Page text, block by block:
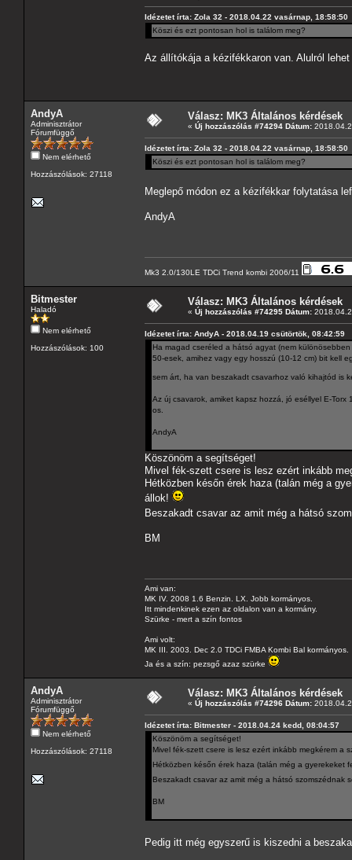
Idézetet írta: Zola 32 - 2018.04.22 vasárnap, 18:58:50
Köszi és ezt pontosan hol is találom meg?
Az állítókája a kézifékkaron van. Alulról
AndyA
Adminisztrátor
Fórumfüggő
Nem elérhető
Hozzászólások: 27118
Válasz: MK3 Általános kérdések
« Új hozzászólás #74294 Dátum:
Idézetet írta: Zola 32 - 2018.04.22 vasárnap, 18:58:50
Köszi és ezt pontosan hol is találom meg?
Meglepő módon ez a kézifékkar folytatása
AndyA
Mk3 2.0/130LE TDCi Trend kombi 2006/11
Bitmester
Haladó
Nem elérhető
Hozzászólások: 100
Válasz: MK3 Általános kérdések
« Új hozzászólás #74295 Dátum:
Idézetet írta: AndyA - 2018.04.19 csütörtök, 08:42:59
Ha magad cseréled a hátsó agyat (nem
50-esek, amihez vagy egy hosszú (10-12 cm) bit kell
sem árt, ha van beszakadt csavarhoz való kihajtód
Az új csavarok, amiket kapsz hozzá, jó eséllyel E-
os.
AndyA
Köszönöm a segítséget!
Mivel fék-szett csere is lesz ezért inkább
Hétközben későn érek haza (talán még a
állok!
Beszakadt csavar az amit még a hátsó
BM
Ami van:
MK IV. 2008 1.6 Benzin. LX. Jobb kormányos.
Itt mindenkinek ezen az oldalon van a kormány.
Szürke - mert a szín fontos
Ami volt:
MK III. 2003. Dec 2.0 TDCi FMBA Kombi Bal kormányos.
Ja és a szín: pezsgő azaz szürke
AndyA
Adminisztrátor
Fórumfüggő
Nem elérhető
Hozzászólások: 27118
Válasz: MK3 Általános kérdések
« Új hozzászólás #74296 Dátum:
Idézetet írta: Bitmester - 2018.04.24 kedd, 08:04:57
Köszönöm a segítséget!
Mivel fék-szett csere is lesz ezért inkább megkérem a
Hétközben későn érek haza (talán még a gyerekeket
Beszakadt csavar az amit még a hátsó
BM
Pedig itt még egyszerű is kiszedni a